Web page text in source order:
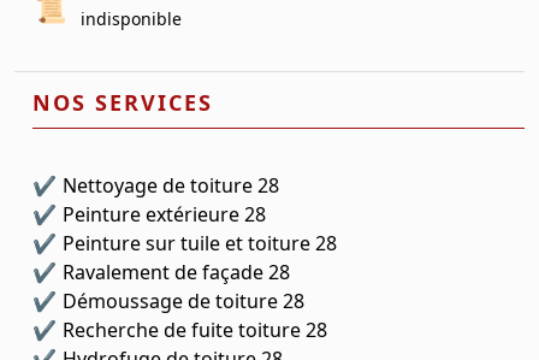
indisponible
NOS SERVICES
Nettoyage de toiture 28
Peinture extérieure 28
Peinture sur tuile et toiture 28
Ravalement de façade 28
Démoussage de toiture 28
Recherche de fuite toiture 28